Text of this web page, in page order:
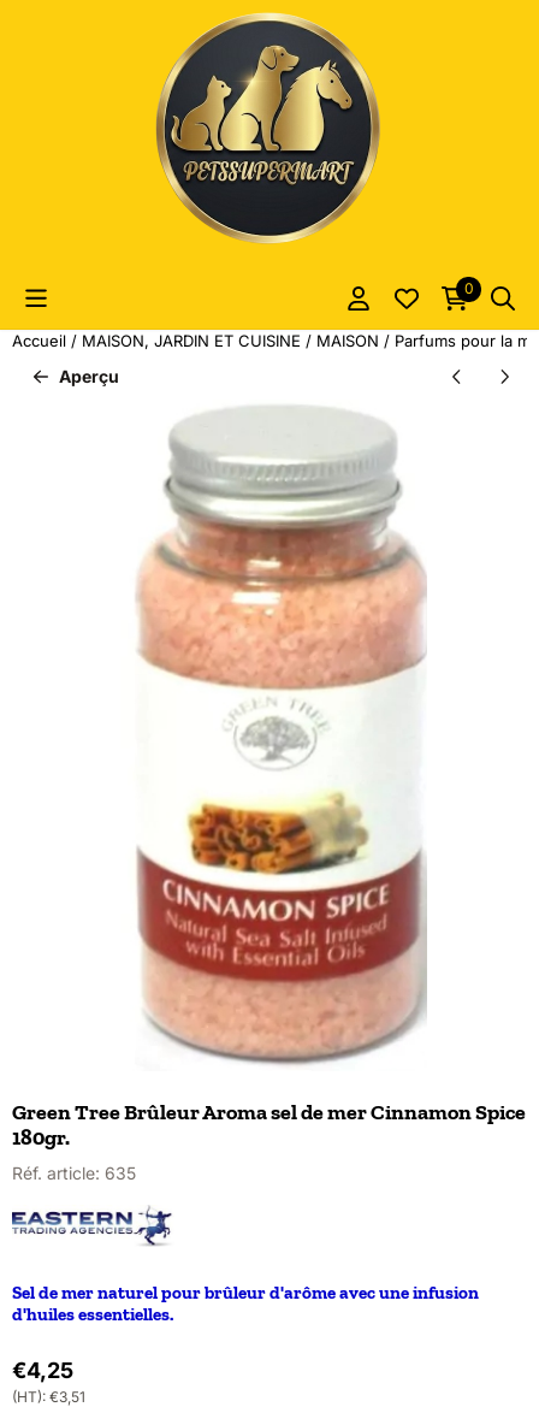
Les préférences de cookies sont actuellement fermées.
0
Accueil / MAISON, JARDIN ET CUISINE / MAISON / Parfums pour la
Aperçu
Green Tree Brûleur Aroma sel de mer Cinnamon Spice
180gr.
Réf. article: 635
Sel de mer naturel pour brûleur d'arôme avec une infusion
d'huiles essentielles.
€4,25
(HT): €3,51